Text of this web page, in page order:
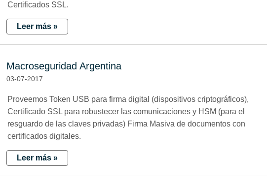
Certificados SSL.
Leer más »
Macroseguridad Argentina
03-07-2017
Proveemos Token USB para firma digital (dispositivos criptográficos),
Certificado SSL para robustecer las comunicaciones y HSM (para el
resguardo de las claves privadas) Firma Masiva de documentos con
certificados digitales.
Leer más »